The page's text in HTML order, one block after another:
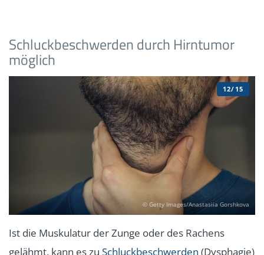
Schluckbeschwerden durch Hirntumor
möglich
© Getty Images/Anastasiia Gorshkova
12/15
Ist die Muskulatur der Zunge oder des Rachens
gelähmt, kann es zu Schluckbeschwerden (Dysphagie)